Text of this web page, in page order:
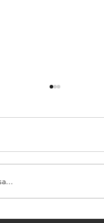
2026.04.01-